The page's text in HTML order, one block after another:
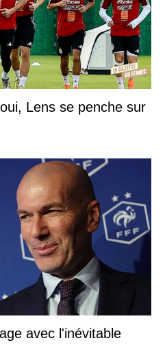
Lens se penche sur
avec l'inévitable